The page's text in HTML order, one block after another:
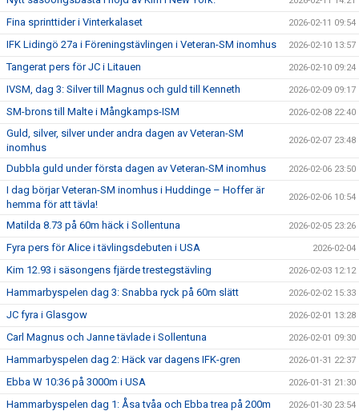
Fina sprinttider i Vinterkalaset 2026-02-11 09:54
IFK Lidingö 27a i Föreningstävlingen i Veteran-SM inomhus 2026-02-10 13:57
Tangerat pers för JC i Litauen 2026-02-10 09:24
IVSM, dag 3: Silver till Magnus och guld till Kenneth 2026-02-09 09:17
SM-brons till Malte i Mångkamps-ISM 2026-02-08 22:40
Guld, silver, silver under andra dagen av Veteran-SM
inomhus
2026-02-07 23:48
Dubbla guld under första dagen av Veteran-SM inomhus 2026-02-06 23:50
I dag börjar Veteran-SM inomhus i Huddinge – Hoffer är
hemma för att tävla!
2026-02-06 10:54
Matilda 8.73 på 60m häck i Sollentuna 2026-02-05 23:26
Fyra pers för Alice i tävlingsdebuten i USA 2026-02-04
Kim 12.93 i säsongens fjärde trestegstävling 2026-02-03 12:12
Hammarbyspelen dag 3: Snabba ryck på 60m slätt 2026-02-02 15:33
JC fyra i Glasgow 2026-02-01 13:28
Carl Magnus och Janne tävlade i Sollentuna 2026-02-01 09:30
Hammarbyspelen dag 2: Häck var dagens IFK-gren 2026-01-31 22:37
Ebba W 10:36 på 3000m i USA 2026-01-31 21:30
Hammarbyspelen dag 1: Åsa tvåa och Ebba trea på 200m 2026-01-30 23:54